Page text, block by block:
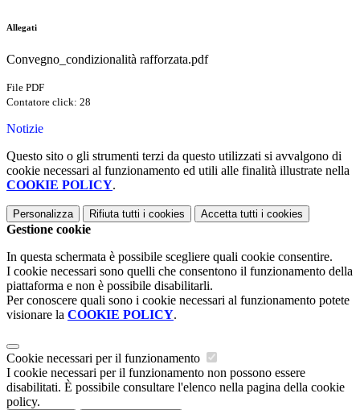
Allegati
Convegno_condizionalità rafforzata.pdf
File PDF
Contatore click: 28
Notizie
Questo sito o gli strumenti terzi da questo utilizzati si avvalgono di
cookie necessari al funzionamento ed utili alle finalità illustrate nella
COOKIE POLICY.
Personalizza Rifiuta tutti i cookies Accetta tutti i cookies
Gestione cookie
In questa schermata è possibile scegliere quali cookie consentire.
I cookie necessari sono quelli che consentono il funzionamento della
piattaforma e non è possibile disabilitarli.
Per conoscere quali sono i cookie necessari al funzionamento potete
visionare la COOKIE POLICY.
Cookie necessari per il funzionamento
I cookie necessari per il funzionamento non possono essere
disabilitati. È possibile consultare l'elenco nella pagina della cookie
policy.